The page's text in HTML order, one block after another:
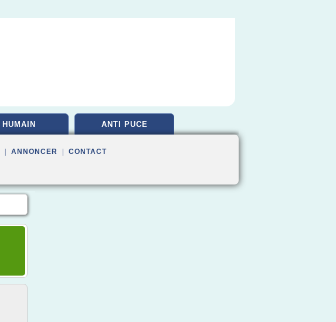
HUMAIN ANTI PUCE
ANNONCER CONTACT